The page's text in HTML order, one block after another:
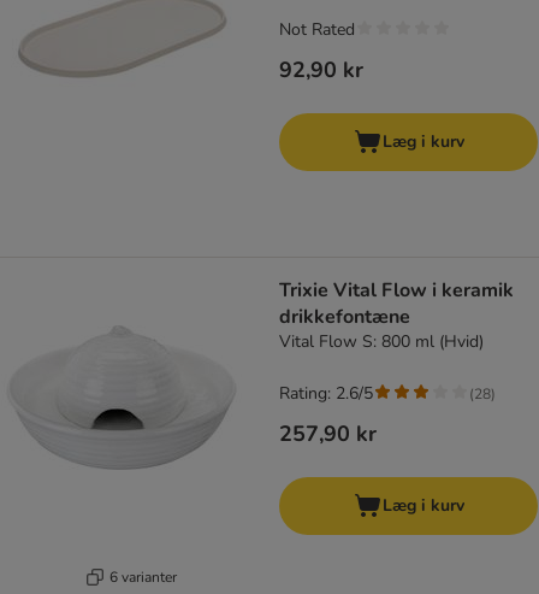
92,90 kr
Not Rated
Læg i kurv
6 varianter
Trixie Vital Flow i keramik
drikkefontæne
Vital Flow S: 800 ml (Hvid)
257,90 kr
Rating: 2.6/5 (28)
Læg i kurv